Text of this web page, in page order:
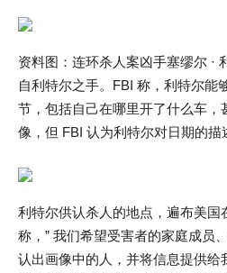
资料图：连环杀人案凶手塞缪尔 ·
自利特尔之手。FBI 称，利特尔能
节，包括自己在哪里开了什么车，
像，但 FBI 认为利特尔对日期的描
利特尔供认杀人的地点，遍布美国
称，” 我们希望受害者的家庭成员
认出画像中的人，并将信息提供给